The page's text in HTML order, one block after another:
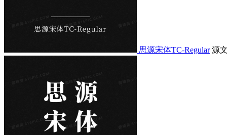
思源宋体TC-Regular 源